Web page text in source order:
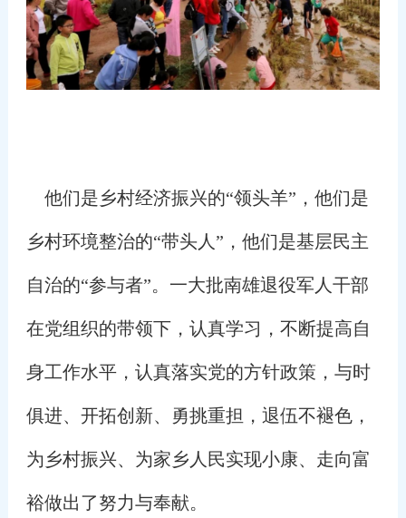
他们是乡村经济振兴的“领头羊”，他们是
乡村环境整治的“带头人”，他们是基层民主
自治的“参与者”。一大批南雄退役军人干部
在党组织的带领下，认真学习，不断提高自
身工作水平，认真落实党的方针政策，与时
俱进、开拓创新、勇挑重担，退伍不褪色，
为乡村振兴、为家乡人民实现小康、走向富
裕做出了努力与奉献。